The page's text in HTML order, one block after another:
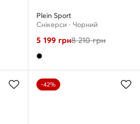
Plein Sport
Снікерcи · Чорний
5 199 грн8 210грн
-42%